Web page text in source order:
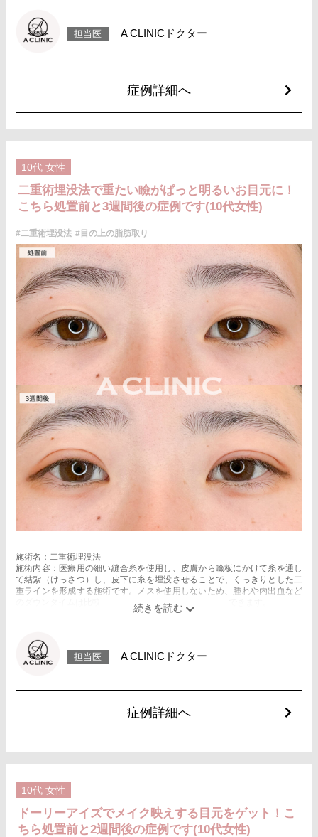
で落ち着いていきますが、個人差があります。また、稀に細菌感染症、左
右差、重瞼ラインの消失・乱れ、縫合糸の露出、結膜腫脹などが生じるこ
アドバンス 2箇所217,800円(税込)～6箇所349,800円(税込)
アペックス シングル437,800円(税込)～ダブル657,800円(税込)
シークレットアイズシングル712,800円(税込)〜ダブル877,800円(税込)
施術名：目の上の脂肪取り
施術内容：上まぶたを約2mmほど小さく切開し、余分な眼窩脂肪を取り除
開するため、傷跡はほとんど目立ちません。脂肪を適切に除去すること
で、まぶたが軽くなり、目元がすっきりとした印象になります。二重のラ
インもよりくっきりと出やすくなるため、眠たそうな目元や重たいまぶた
にお悩みの方に適した施術です。
施術時間：約15分程
ざいます。また、稀に細菌感染症、左右差、肥厚性瘢痕、創部陥凹などが
費用：118,800円(税込)〜173,800円(税込)
オプション：笑気麻酔 3,300円(税込)
担当医 A CLINICドクター
症例詳細へ
10代 女性
二重術埋没法で重たい瞼がぱっと明るいお目元に！
こちら処置前と3週間後の症例です(10代女性)
#二重術埋没法 #目の上の脂肪取り
施術名：二重術埋没法
施術内容：医療用の細い縫合糸を使用し、皮膚から瞼板にかけて糸を通し
て結紮（けっさつ）し、皮下に糸を埋没させることで、くっきりとした二
重ラインを形成する施術です。メスを使用しないため、腫れや内出血など
のダウンタイムは比較的少なく、自然な仕上がりが期待できます。
で落ち着いていきますが、個人差があります。また、稀に細菌感染症、左
右差、重瞼ラインの消失・乱れ、縫合糸の露出、結膜腫脹などが生じるこ
アドバンス 2箇所217,800円(税込)～6箇所349,800円(税込)
アペックス シングル437,800円(税込)～ダブル657,800円(税込)
シークレットアイズシングル712,800円(税込)〜ダブル877,800円(税込)
施術名：目の上の脂肪取り
施術内容：上まぶたを約2mmほど小さく切開し、余分な眼窩脂肪を取り除
開するため、傷跡はほとんど目立ちません。脂肪を適切に除去すること
で、まぶたが軽くなり、目元がすっきりとした印象になります。二重のラ
インもよりくっきりと出やすくなるため、眠たそうな目元や重たいまぶた
にお悩みの方に適した施術です。
施術時間：約15分程
担当医 A CLINICドクター
症例詳細へ
10代 女性
ドーリーアイズでメイク映えする目元をゲット！こ
ちら処置前と2週間後の症例です(10代女性)